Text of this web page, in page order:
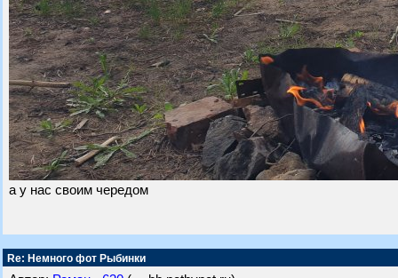
а у нас своим чередом
Re: Немного фот Рыбинки